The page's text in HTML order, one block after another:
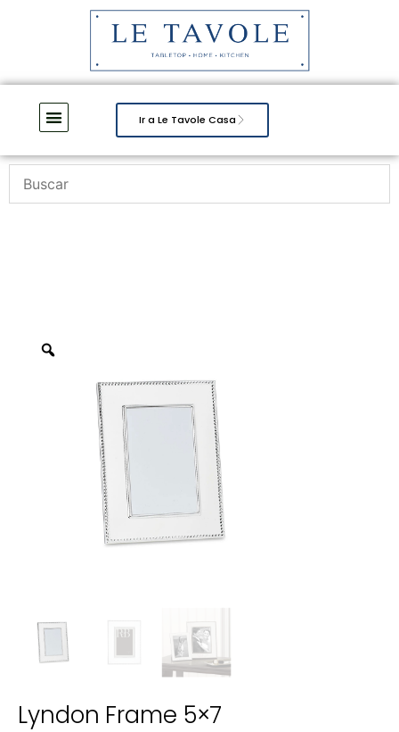
Ir a Le Tavole Casa
Lyndon Frame 5×7